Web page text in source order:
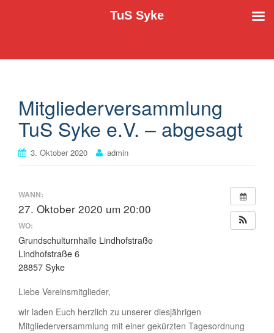
Mitgliederversammlung
TuS Syke e.V. – abgesagt
3. Oktober 2020 admin
WANN:
27. Oktober 2020 um 20:00
WO:
Grundschulturnhalle Lindhofstraße
Lindhofstraße 6
28857 Syke
Liebe Vereinsmitglieder,
wir laden Euch herzlich zu unserer diesjährigen
Mitgliederversammlung mit einer gekürzten Tagesordnung
TuS Syke